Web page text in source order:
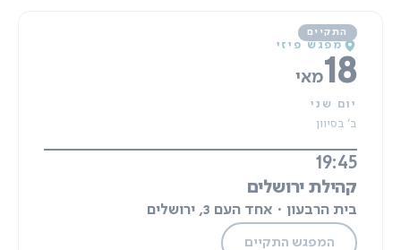
מפגש פיזי
18מאי
יום שני
ב' בסיוון
19:45
קהילת ירושלים
בית הרבעון · אחד העם 3, ירושלים
המפגש התקיים